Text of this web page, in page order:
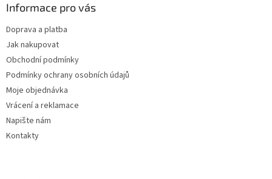
Informace pro vás
Doprava a platba
Jak nakupovat
Obchodní podmínky
Podmínky ochrany osobních údajů
Moje objednávka
Vrácení a reklamace
Napište nám
Kontakty